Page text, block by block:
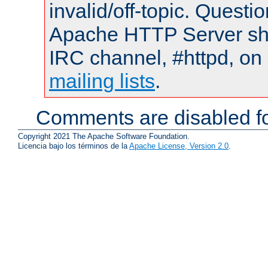
invalid/off-topic.
Apache HTTP Server
IRC channel, #httpd,
mailing lists.
Comments are disabled
Copyright 2021 The Apache Software Foundation.
Licencia bajo los términos de la Apache License, Version 2.0